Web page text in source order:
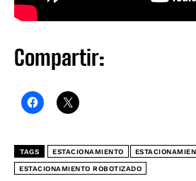
Compartir:
TAGS ESTACIONAMIENTO
ESTACIONAMIENTO ROBOTIZADO